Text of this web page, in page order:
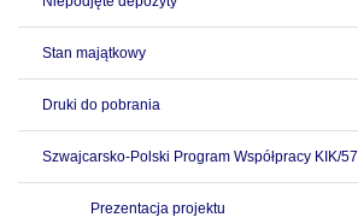
Stan majątkowy
Druki do pobrania
Szwajcarsko-Polski Program Współpracy KIK/57
Prezentacja projektu